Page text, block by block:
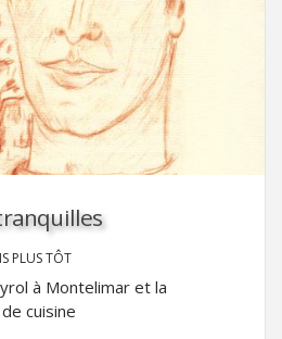
PLUS TÔT
à Montelimar et la
cuisine